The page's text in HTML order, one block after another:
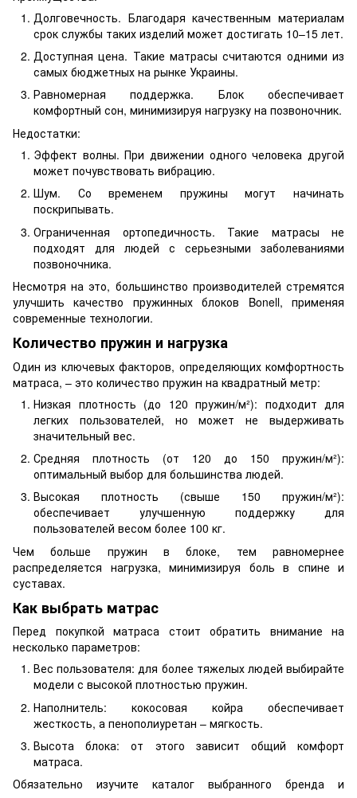
Долговечность. Благодаря качественным материалам
срок службы таких изделий может достигать 10–15 лет.
Доступная цена. Такие матрасы считаются одними из
самых бюджетных на рынке Украины.
Равномерная поддержка. Блок обеспечивает
комфортный сон, минимизируя нагрузку на позвоночник.
Недостатки:
Эффект волны. При движении одного человека другой
может почувствовать вибрацию.
Шум. Со временем пружины могут начинать
поскрипывать.
Ограниченная ортопедичность. Такие матрасы не
подходят для людей с серьезными заболеваниями
позвоночника.
Несмотря на это, большинство производителей стремятся
улучшить качество пружинных блоков Bonell, применяя
современные технологии.
Количество пружин и нагрузка
Один из ключевых факторов, определяющих комфортность
матраса, – это количество пружин на квадратный метр:
Низкая плотность (до 120 пружин/м²): подходит для
легких пользователей, но может не выдерживать
значительный вес.
Средняя плотность (от 120 до 150 пружин/м²):
оптимальный выбор для большинства людей.
Высокая плотность (свыше 150 пружин/м²):
обеспечивает улучшенную поддержку для
пользователей весом более 100 кг.
Чем больше пружин в блоке, тем равномернее
распределяется нагрузка, минимизируя боль в спине и
суставах.
Как выбрать матрас
Перед покупкой матраса стоит обратить внимание на
несколько параметров:
Вес пользователя: для более тяжелых людей выбирайте
модели с высокой плотностью пружин.
Наполнитель: кокосовая койра обеспечивает
жесткость, а пенополиуретан – мягкость.
Высота блока: от этого зависит общий комфорт
матраса.
Обязательно изучите каталог выбранного бренда и